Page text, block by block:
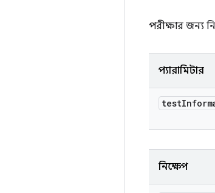
পরীক্ষার জন্য
প্যারামিটার
test
নিক্ষেপ